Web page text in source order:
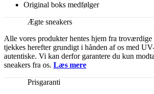
Original boks medfølger
Ægte sneakers
Alle vores produkter hentes hjem fra
tjekkes herefter grundigt i hånden af os med
autentiske. Vi kan derfor garantere du kun
sneakers fra os. Læs mere
Prisgaranti